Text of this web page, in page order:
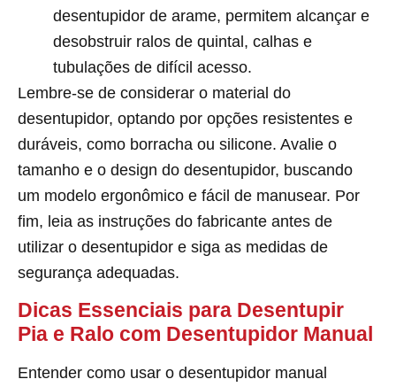
desentupidor de arame, permitem alcançar e
desobstruir ralos de quintal, calhas e
tubulações de difícil acesso.
Lembre-se de considerar o material do
desentupidor, optando por opções resistentes e
duráveis, como borracha ou silicone. Avalie o
tamanho e o design do desentupidor, buscando
um modelo ergonômico e fácil de manusear. Por
fim, leia as instruções do fabricante antes de
utilizar o desentupidor e siga as medidas de
segurança adequadas.
Dicas Essenciais para Desentupir
Pia e Ralo com Desentupidor Manual
Entender como usar o desentupidor manual